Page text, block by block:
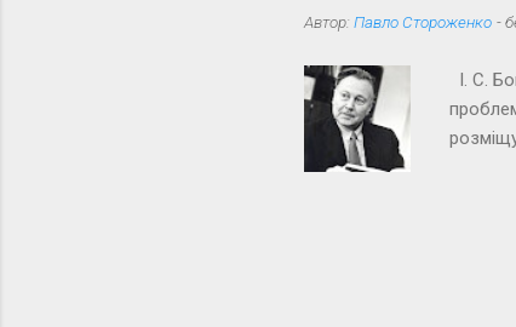
Автор: Павло Стороженко -
І. С.
брав).